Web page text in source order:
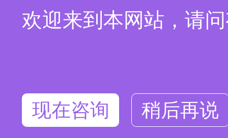
欢迎来到本网站，请
现在咨询 稍后再说